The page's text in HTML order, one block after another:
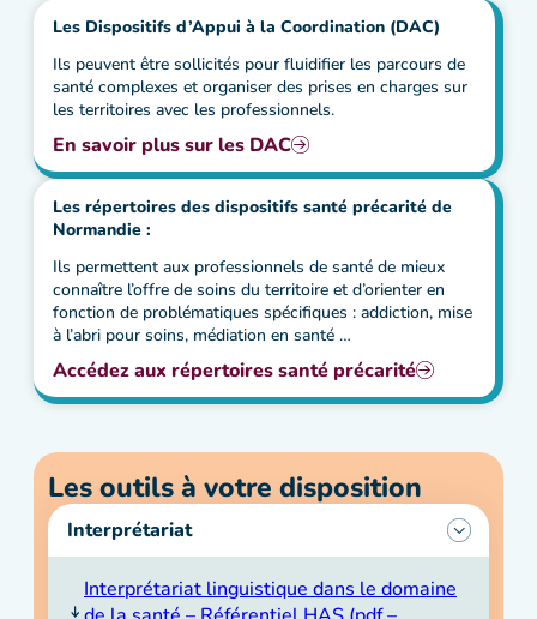
Les Dispositifs d’Appui à la Coordination (DAC)
Ils peuvent être sollicités pour fluidifier les parcours de
santé complexes et organiser des prises en charges sur
les territoires avec les professionnels.
En savoir plus sur les DAC
Les répertoires des dispositifs santé précarité de
Normandie :
Ils permettent aux professionnels de santé de mieux
connaître l’offre de soins du territoire et d’orienter en
fonction de problématiques spécifiques : addiction, mise
à l’abri pour soins, médiation en santé …
Accédez aux répertoires santé précarité
Les outils à votre disposition
Interprétariat
Interprétariat linguistique dans le domaine